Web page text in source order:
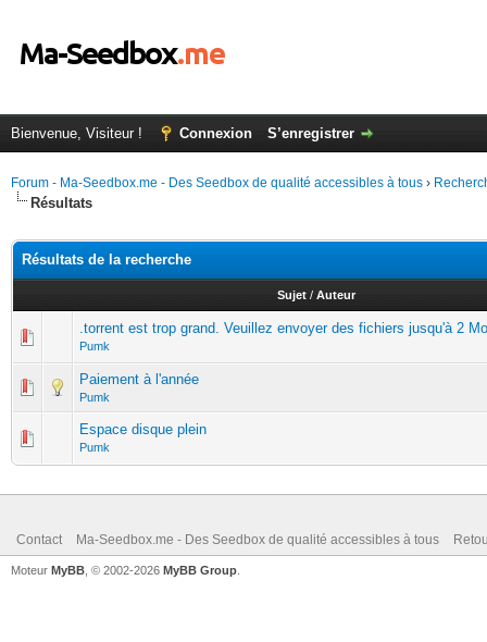
Bienvenue, Visiteur ! Connexion S’enregistrer
Forum - Ma-Seedbox.me - Des Seedbox de qualité accessibles à tous ›
Résultats
Résultats de la recherche
Sujet / Auteur
.torrent est trop grand. Veuillez envoyer des fichiers jusqu'à 2 Mo
Pumk
Paiement à l'année
Pumk
Espace disque plein
Pumk
Contact Ma-Seedbox.me - Des Seedbox de qualité accessibles à tous
Moteur MyBB , © 2002-2026 MyBB Group